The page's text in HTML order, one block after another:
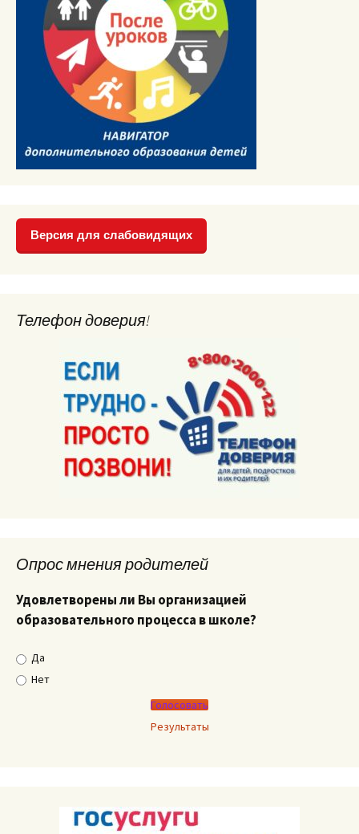
Версия для слабовидящих
Телефон доверия!
Опрос мнения родителей
Удовлетворены ли Вы организацией
образовательного процесса в школе?
Да
Нет
Результаты